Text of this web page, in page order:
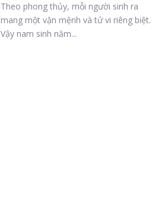
Theo phong thủy, mỗi người sinh ra
mang một vận mệnh và tử vi riêng biệt.
Vậy nam sinh năm...